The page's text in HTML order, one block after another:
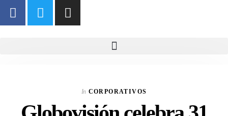
In CORPORATIVOS